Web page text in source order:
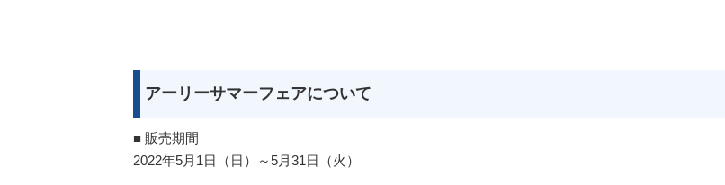
アーリーサマーフェアについて
■ 販売期間
2022年5月1日（日）～5月31日（火）